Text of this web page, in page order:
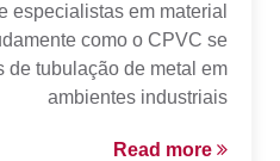
especialistas em material
como o CPVC se
de tubulação de metal em
ambientes industriais
Read more